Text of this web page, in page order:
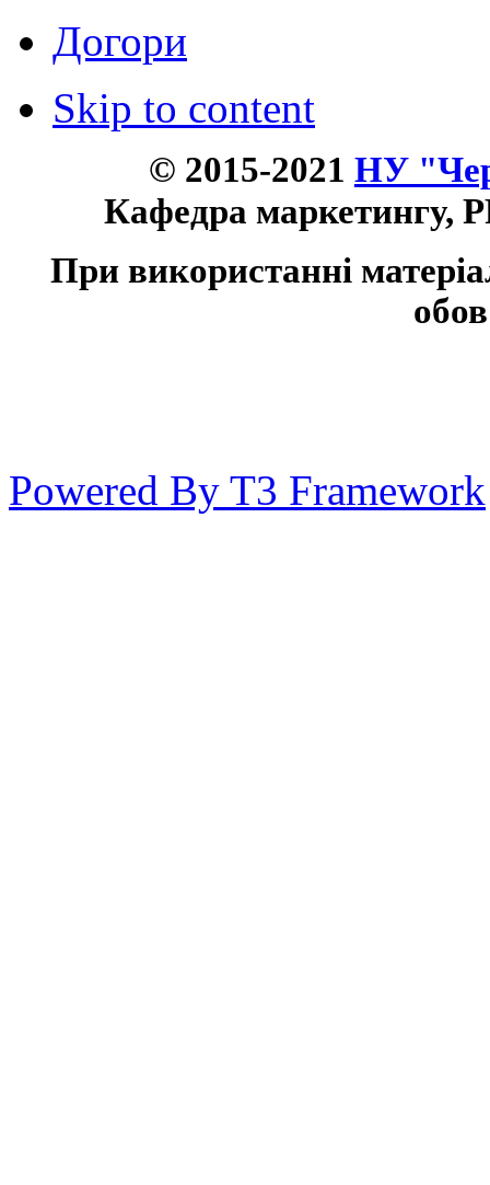
Догори
Skip to content
© 2015-2021 НУ
Кафедра маркетингу,
При використанні
Powered By T3 Framework